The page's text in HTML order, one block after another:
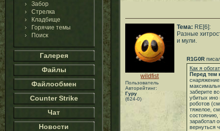
Забор
Стрелка
Кладбище
Горячие темы
Поиск
Галерея
Файлы
Файлообмен
Counter Strike
Чат
Новости
wildfist
Пользователь
Авторейтинг:
Гуру
(624-0)
Тема: RE[6]:
Разные
и мули.
R1G0R
Как я
Перед тем
заберите
убитых ино
роботов
тяжелое,
состоянию,
заработал
вернуться